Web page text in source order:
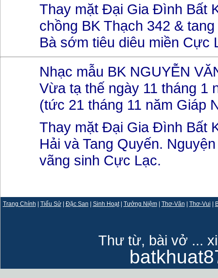
Thay mặt Đại Gia Đình Bất
chồng BK Thạch 342 &
Bà sớm tiêu diêu miền Cực
Nhạc mẫu BK NGUYỄN
Vừa tạ thế ngày 11 tháng 1
(tức 21 tháng 11 năm Giáp
Thay mặt Đại Gia Đình Bất
Hải và Tang Quyến.
vãng sinh Cực Lạc.
Trang Chính | Tiểu Sử| Đặc San | Sinh Hoạt| Tưởng Niệm| Thơ-Văn | Thơ-Vui |
Thư từ, bài vở ...